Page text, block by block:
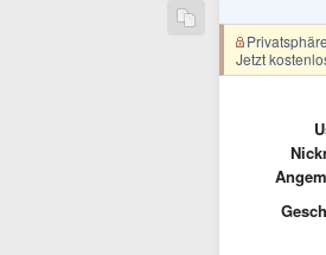
Privatsphäre
Jetzt